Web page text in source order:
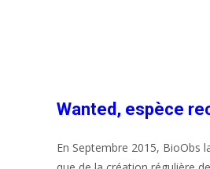
Wanted, espèce
En Septembre 2015, BioObs